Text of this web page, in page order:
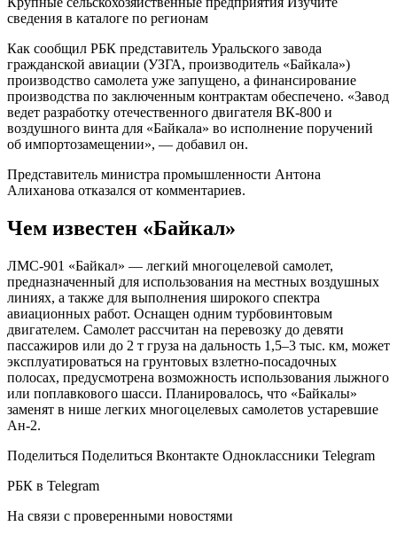
сведения в каталоге по регионам
Как сообщил РБК представитель Уральского завода
гражданской авиации (УЗГА, производитель «Байкала»)
производство самолета уже запущено, а финансирование
производства по заключенным контрактам обеспечено. «Завод
ведет разработку отечественного двигателя ВК-800 и
воздушного винта для «Байкала» во исполнение поручений
об импортозамещении», — добавил он.
Представитель министра промышленности Антона
Алиханова отказался от комментариев.
Чем известен «Байкал»
ЛМС-901 «Байкал» — легкий многоцелевой самолет,
предназначенный для использования на местных воздушных
линиях, а также для выполнения широкого спектра
авиационных работ. Оснащен одним турбовинтовым
двигателем. Самолет рассчитан на перевозку до девяти
пассажиров или до 2 т груза на дальность 1,5–3 тыс. км, может
эксплуатироваться на грунтовых взлетно-посадочных
полосах, предусмотрена возможность использования лыжного
или поплавкового шасси. Планировалось, что «Байкалы»
заменят в нише легких многоцелевых самолетов устаревшие
Ан-2.
Поделиться Поделиться Вконтакте Одноклассники Telegram
РБК в Telegram
На связи с проверенными новостями